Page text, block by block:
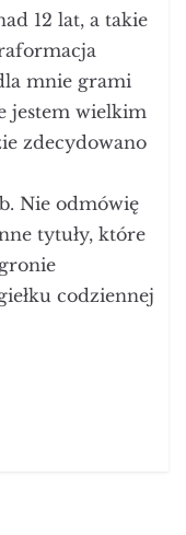
12 lat, a takie
mnie grami
jestem wielkim
zdecydowano
Nie odmówię
tytuły, które
codziennej